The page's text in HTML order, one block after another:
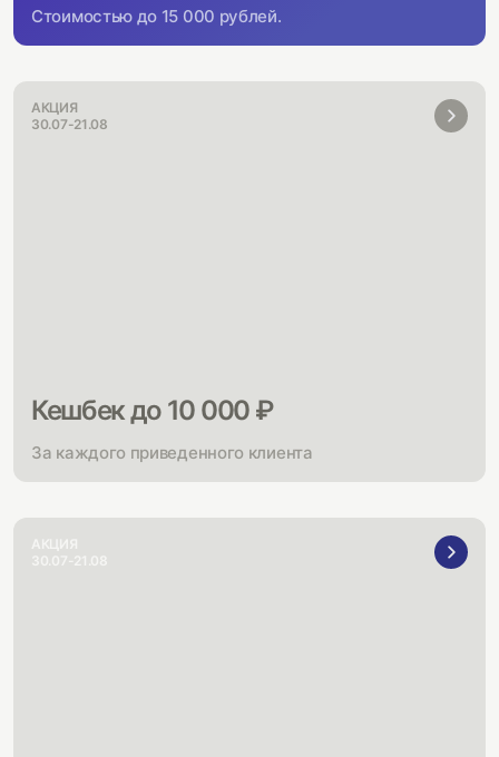
Стоимостью до 15 000 рублей.
АКЦИЯ
30.07-21.08
Кешбек до 10 000 ₽
За каждого приведенного клиента